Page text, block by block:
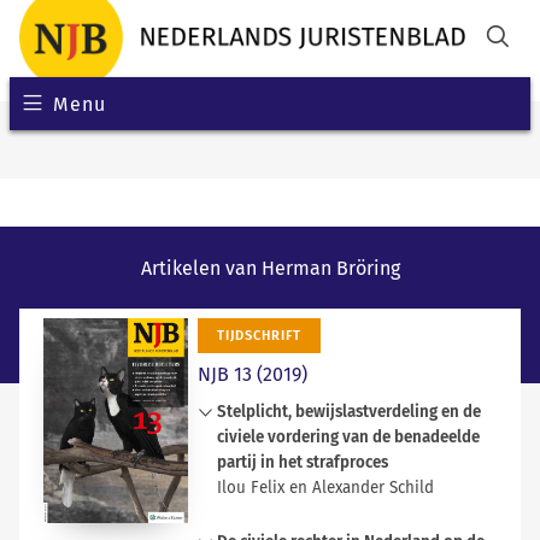
Menu
Artikelen van Herman Bröring
TIJDSCHRIFT
NJB 13 (2019)
Stelplicht, bewijslastverdeling en de
civiele vordering van de benadeelde
partij in het strafproces
Ilou Felix en Alexander Schild